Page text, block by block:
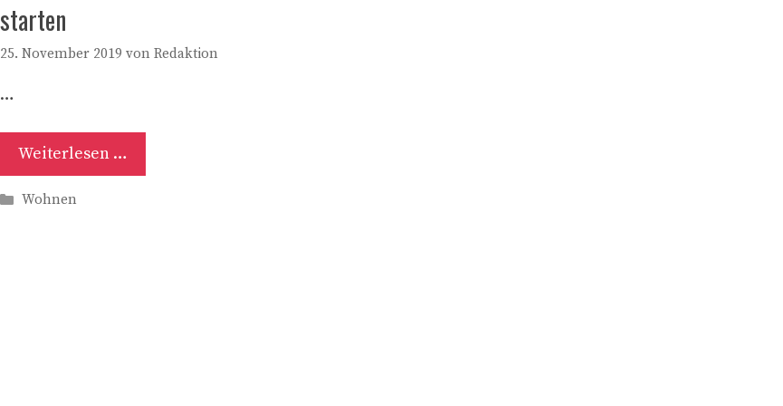
starten
25. November 2019 von Redaktion
…
Weiterlesen …
Kategorien
Wohnen